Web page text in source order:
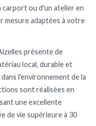
carport ou d'un atelier en
mesure adaptées à votre
présente de
local, durable et
l'environnement de la
sont réalisées en
une excellente
de vie supérieure à 30